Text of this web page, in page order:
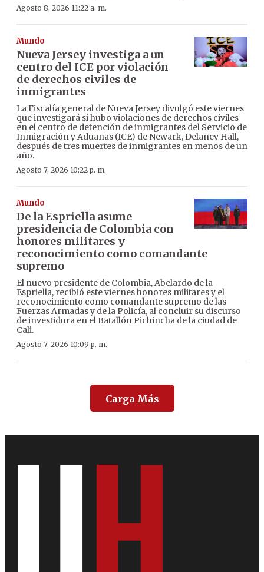
Agosto 8, 2026 11:22 a. m.
Mundo
Nueva Jersey investiga a un
centro del ICE por violación
de derechos civiles de
inmigrantes
La Fiscalía general de Nueva Jersey divulgó este viernes
que investigará si hubo violaciones de derechos civiles
en el centro de detención de inmigrantes del Servicio de
Inmigración y Aduanas (ICE) de Newark, Delaney Hall,
después de tres muertes de inmigrantes en menos de un
año.
Agosto 7, 2026 10:22 p. m.
Mundo
De la Espriella asume
presidencia de Colombia con
honores militares y
reconocimiento como comandante
supremo
El nuevo presidente de Colombia, Abelardo de la
Espriella, recibió este viernes honores militares y el
reconocimiento como comandante supremo de las
Fuerzas Armadas y de la Policía, al concluir su discurso
de investidura en el Batallón Pichincha de la ciudad de
Cali.
Agosto 7, 2026 10:09 p. m.
Carga Más